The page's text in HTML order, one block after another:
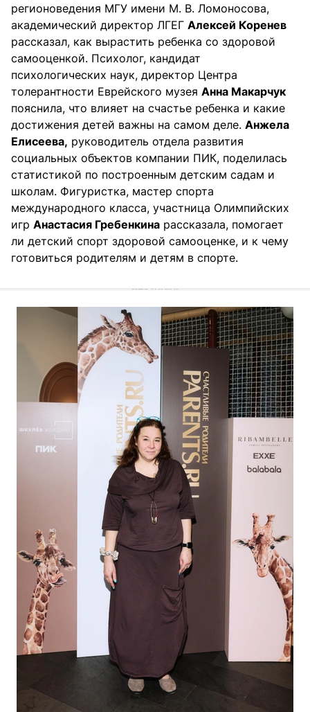
регионоведения МГУ имени М. В. Ломоносова,
академический директор ЛГЕГ Алексей Коренев
рассказал, как вырастить ребенка со здоровой
самооценкой. Психолог, кандидат
психологических наук, директор Центра
толерантности Еврейского музея Анна Макарчук
пояснила, что влияет на счастье ребенка и какие
достижения детей важны на самом деле. Анжела
Елисеева, руководитель отдела развития
социальных объектов компании ПИК, поделилась
статистикой по построенным детским садам и
школам. Фигуристка, мастер спорта
международного класса, участница Олимпийских
игр Анастасия Гребенкина рассказала, помогает
ли детский спорт здоровой самооценке, и к чему
готовиться родителям и детям в спорте.